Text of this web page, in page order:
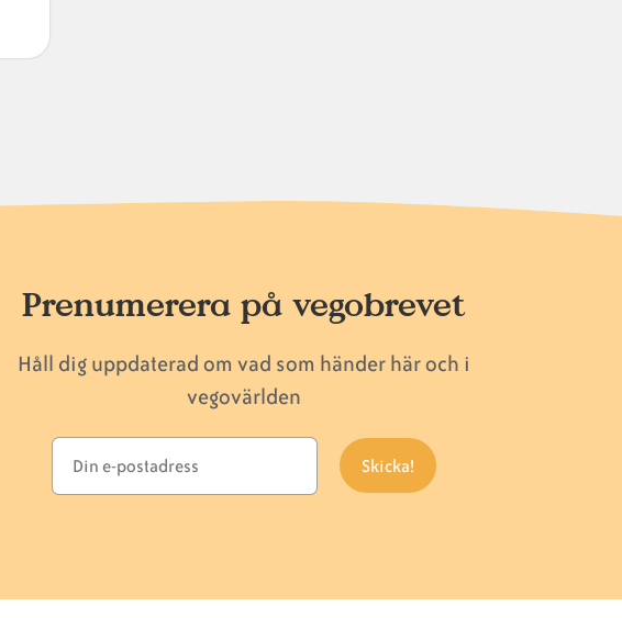
Prenumerera på vegobrevet
Håll dig uppdaterad om vad som händer här och i
vegovärlden